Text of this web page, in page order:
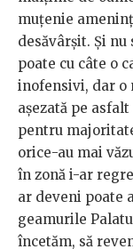
muțenie
desăvârșit. Și
poate cu câte o
inofensivi, dar o
așezată pe
pentru
orice-au mai
în zonă i-ar
ar deveni poate
geamurile
încetăm, să